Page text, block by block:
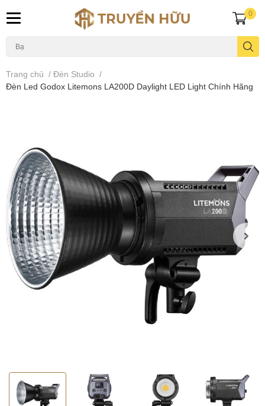
0
Trang chủ / Đèn Studio /
Đèn Led Godox Litemons LA200D Daylight LED Light Chính Hãng